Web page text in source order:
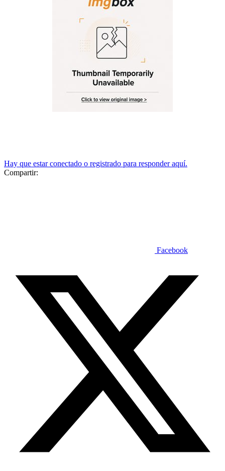
Hay que estar conectado o registrado para responder aquí.
Compartir:
Facebook